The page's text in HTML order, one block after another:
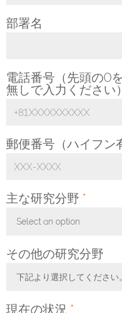
部署名
電話番号（先頭の0
無しで入力ください
郵便番号（ハイフン
主な研究分野 *
Select an option
その他の研究分野
下記より選択してください。
現在の状況 *